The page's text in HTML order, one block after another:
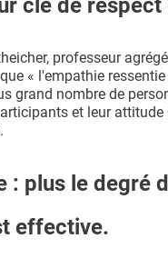
clé de
professeur
« l'empathie
grand nombre de
et leur
: plus le degré
effective.